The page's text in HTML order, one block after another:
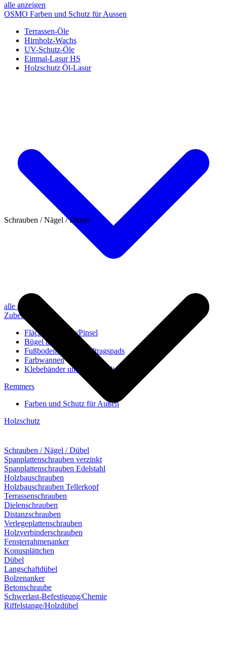
alle anzeigen
OSMO Farben und Schutz für Aussen
Terrassen-Öle
Hirnholz-Wachs
UV-Schutz-Öle
Einmal-Lasur HS
Holzschutz Öl-Lasur
alle anzeigen
Zubehör
Flächenstreicher/Pinsel
Bügel und Rollen
Fußbodenbürsten/Auftragspads
Farbwannen
Klebebänder und Abdeckvlies
Remmers
Farben und Schutz für Außen
Holzschutz
Schrauben / Nägel / Dübel
Schrauben / Nägel / Dübel
Spanplattenschrauben verzinkt
Spanplattenschrauben Edelstahl
Holzbauschrauben
Holzbauschrauben Tellerkopf
Terrassenschrauben
Dielenschrauben
Distanzschrauben
Verlegeplattenschrauben
Holzverbinderschrauben
Fensterrahmenanker
Konusplättchen
Dübel
Langschaftdübel
Bolzenanker
Betonschraube
Schwerlast-Befestigung/Chemie
Riffelstange/Holzdübel